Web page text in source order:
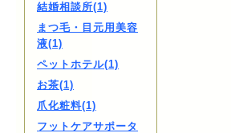
結婚相談所(1)
まつ毛・目元用美容
液(1)
ペットホテル(1)
お茶(1)
爪化粧料(1)
フットケアサポータ